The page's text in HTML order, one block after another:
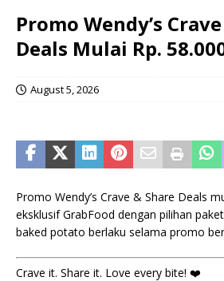
Promo Wendy’s
Deals Mulai Rp.
August 5, 2026
Promo Wendy’s Crave & Share Deals
eksklusif GrabFood dengan pilihan
baked potato berlaku selama promo
Crave it. Share it. Love every bite! ❤️